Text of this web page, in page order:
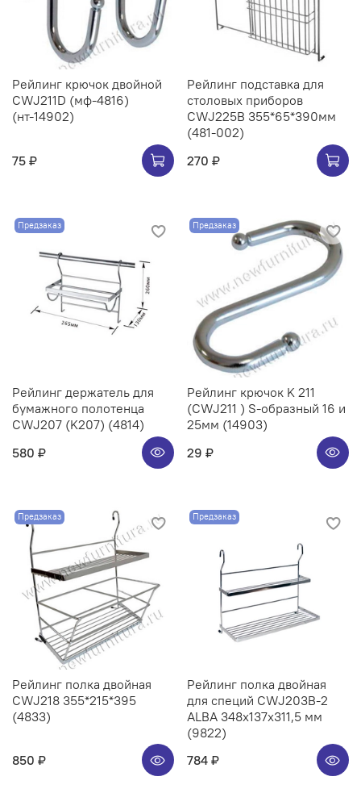
Рейлинг крючок двойной
CWJ211D (мф-4816)
(нт-14902)
75 ₽
Рейлинг подставка для
столовых приборов
CWJ225B 355*65*390мм
(481-002)
270 ₽
Предзаказ
Рейлинг держатель для
бумажного полотенца
CWJ207 (K207) (4814)
580 ₽
Предзаказ
Рейлинг крючок K 211
(CWJ211 ) S-образный 16 и
25мм (14903)
29 ₽
Предзаказ
Рейлинг полка двойная
CWJ218 355*215*395
(4833)
850 ₽
Предзаказ
Рейлинг полка двойная
для специй CWJ203B-2
ALBA 348x137x311,5 мм
(9822)
784 ₽